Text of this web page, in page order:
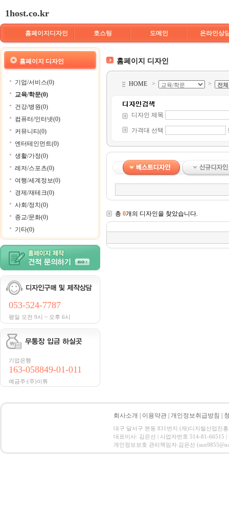
1host.co.kr
홈페이지디자인 호스팅 도메인 온라인상
홈페이지 디자인
기업/서비스(0)
교육/학문(0)
건강/병원(0)
컴퓨터/인터넷(0)
커뮤니티(0)
엔터테인먼트(0)
생활/가정(0)
레저/스포츠(0)
여행/세계정보(0)
경제/재테크(0)
사회/정치(0)
종교/문화(0)
기타(0)
053-524-7787
평일 오전 9시 ~ 오후 6시
기업은행
163-058849-01-011
예금주:(주)이튜
홈페이지 디자인
HOME > >
디자인 제목
가격대 선택
총 0개의 디자인을 찾았습니다.
회사소개 이용약관 개인정보취급방침
대구 달서구 본동 831번지 (재)디지털산업진
대표이사: 김은선 | 사업자번호 514-81-66515
개인정보보호 관리책임자:김은선